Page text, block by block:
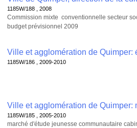
1185W/188 , 2008
Commission mixte conventionnelle secteur
budget prévisionnel 2009
- MJC / MPT de Kerfeunteun
1185W/186 , 2009-2010
1185W/185 , 2005-2010
marché d'étude jeunesse communautaire